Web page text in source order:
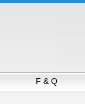
F & Q